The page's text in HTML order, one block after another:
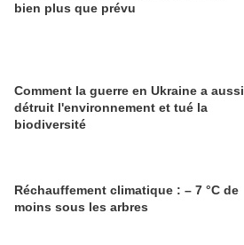
bien plus que prévu
Comment la guerre en Ukraine a aussi
détruit l'environnement et tué la
biodiversité
Réchauffement climatique : – 7 °C de
moins sous les arbres